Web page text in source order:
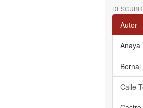
Autor
Anaya
Calle